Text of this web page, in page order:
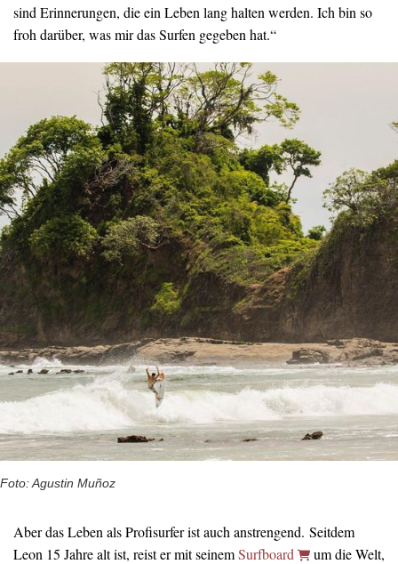
sind Erinnerungen, die ein Leben lang halten werden. Ich bin so
froh darüber, was mir das Surfen gegeben hat.“
Foto: Agustin Muñoz
Aber das Leben als Profisurfer ist auch anstrengend. Seitdem
Leon 15 Jahre alt ist, reist er mit seinemSurfboard
um die Welt,